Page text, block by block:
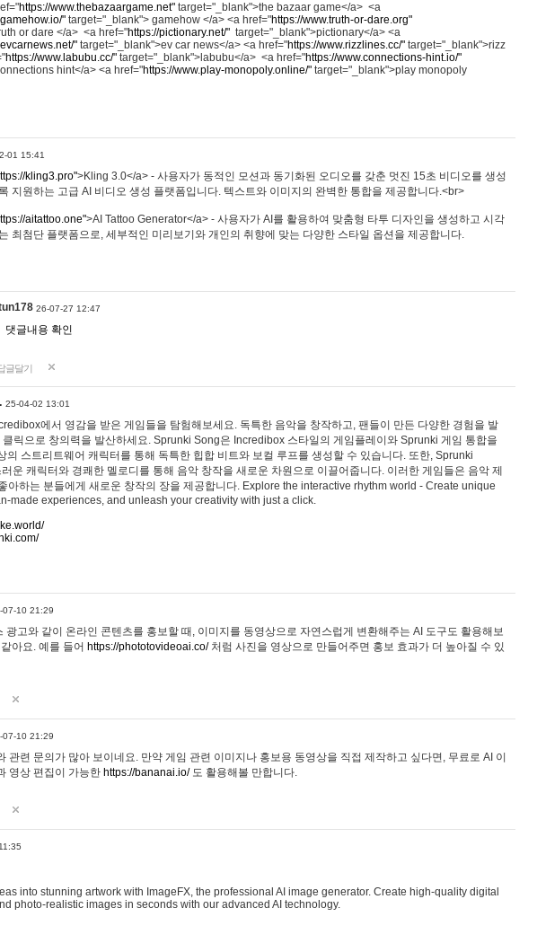
https://www.thebazaargame.net" target="_blank">the bazaar game</a> <a
" target="_blank"> gamehow </a> <a href="https://www.truth-or-dare.org"
or dare </a> <a href="https://pictionary.net/" target="_blank">pictionary</a> <a
" target="_blank">ev car news</a> <a href="https://www.rizzlines.cc/" target="_blank">rizz
https://www.labubu.cc/" target="_blank">labubu</a> <a href="https://www.connections-hint.io/"
hint</a> <a href="https://www.play-monopoly.online/" target="_blank">play monopoly
01 15:41
kling3.pro">Kling 3.0</a> - 사용자가 동적인 모션과 동기화된 오디오를 갖춘 멋진 15초 비디오를 생성
지원하는 고급 AI 비디오 생성 플랫폼입니다. 텍스트와 이미지의 완벽한 통합을 제공합니다.<br>
aitattoo.one">AI Tattoo Generator</a> - 사용자가 AI를 활용하여 맞춤형 타투 디자인을 생성하고 시각
최첨단 플랫폼으로, 세부적인 미리보기와 개인의 취향에 맞는 다양한 스타일 옵션을 제공합니다.
26-07-27 12:47
댓글내용 확인
글달기
25-04-02 13:01
에서 영감을 받은 게임들을 탐험해보세요. 독특한 음악을 창작하고, 팬들이 만든 다양한 경험을 발
클릭으로 창의력을 발산하세요. Sprunki Song은 Incredibox 스타일의 게임플레이와 Sprunki 게임 통합을
의 스트리트웨어 캐릭터를 통해 독특한 힙합 비트와 보컬 루프를 생성할 수 있습니다. 또한, Sprunki
운 캐릭터와 경쾌한 멜로디를 통해 음악 창작을 새로운 차원으로 이끌어줍니다. 이러한 게임들은 음악 제
아하는 분들에게 새로운 창작의 장을 제공합니다. Explore the interactive rhythm world - Create unique
made experiences, and unleash your creativity with just a click.
07-10 21:29
광고와 같이 온라인 콘텐츠를 홍보할 때, 이미지를 동영상으로 자연스럽게 변환해주는 AI 도구도 활용해보
아요. 예를 들어 https://phototovideoai.co/처럼 사진을 영상으로 만들어주면 홍보 효과가 더 높아질 수 있
07-10 21:29
관련 문의가 많아 보이네요. 만약 게임 관련 이미지나 홍보용 동영상을 직접 제작하고 싶다면, 무료로 AI 이
영상 편집이 가능한 https://bananai.io/도 활용해볼 만합니다.
into stunning artwork with ImageFX, the professional AI image generator. Create high-quality digital
photo-realistic images in seconds with our advanced AI technology.